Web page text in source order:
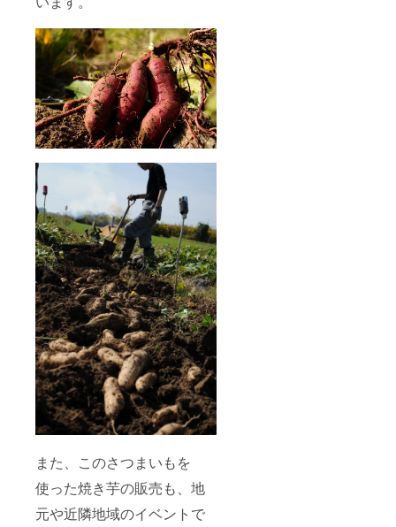
また、このさつまいもを
使った焼き芋の販売も、地
元や近隣地域のイベントで